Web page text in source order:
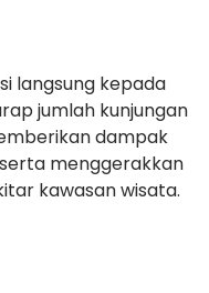
langsung kepada
jumlah kunjungan
dampak
menggerakkan
kawasan wisata.